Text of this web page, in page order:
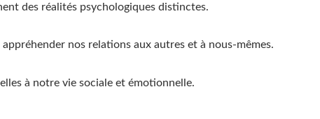
des réalités psychologiques distinctes.
nos relations aux autres et à nous-mêmes.
à notre vie sociale et émotionnelle.